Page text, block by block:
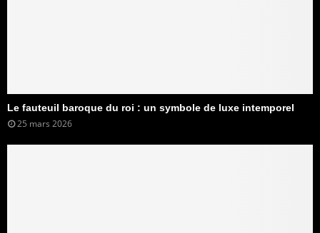
Le fauteuil baroque du roi : un symbole de luxe intemporel
25 mars 2026